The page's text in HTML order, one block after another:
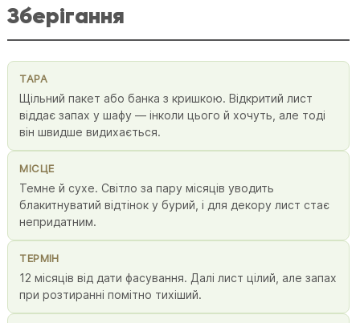
Зберігання
ТАРА
Щільний пакет або банка з кришкою. Відкритий лист
віддає запах у шафу — інколи цього й хочуть, але тоді
він швидше видихається.
МІСЦЕ
Темне й сухе. Світло за пару місяців уводить
блакитнуватий відтінок у бурий, і для декору лист стає
непридатним.
ТЕРМІН
12 місяців від дати фасування. Далі лист цілий, але запах
при розтиранні помітно тихіший.